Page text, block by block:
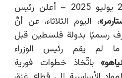
أعلن رئيس
»، اليوم الثلاثاء، عن أنَّ
رسميًا بدولة فلسطين قبل
لم يقم رئيس الوزراء
باتِّخاذ خطوات فورية